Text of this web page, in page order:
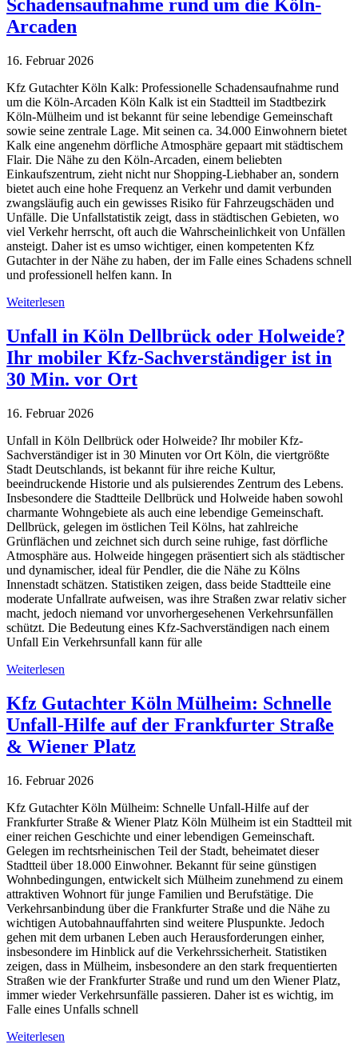
Schadensaufnahme rund um die Köln-
Arcaden
16. Februar 2026
Kfz Gutachter Köln Kalk: Professionelle Schadensaufnahme rund
um die Köln-Arcaden Köln Kalk ist ein Stadtteil im Stadtbezirk
Köln-Mülheim und ist bekannt für seine lebendige Gemeinschaft
sowie seine zentrale Lage. Mit seinen ca. 34.000 Einwohnern bietet
Kalk eine angenehm dörfliche Atmosphäre gepaart mit städtischem
Flair. Die Nähe zu den Köln-Arcaden, einem beliebten
Einkaufszentrum, zieht nicht nur Shopping-Liebhaber an, sondern
bietet auch eine hohe Frequenz an Verkehr und damit verbunden
zwangsläufig auch ein gewisses Risiko für Fahrzeugschäden und
Unfälle. Die Unfallstatistik zeigt, dass in städtischen Gebieten, wo
viel Verkehr herrscht, oft auch die Wahrscheinlichkeit von Unfällen
ansteigt. Daher ist es umso wichtiger, einen kompetenten Kfz
Gutachter in der Nähe zu haben, der im Falle eines Schadens schnell
und professionell helfen kann. In
Weiterlesen
Unfall in Köln Dellbrück oder Holweide?
Ihr mobiler Kfz-Sachverständiger ist in
30 Min. vor Ort
16. Februar 2026
Unfall in Köln Dellbrück oder Holweide? Ihr mobiler Kfz-
Sachverständiger ist in 30 Minuten vor Ort Köln, die viertgrößte
Stadt Deutschlands, ist bekannt für ihre reiche Kultur,
beeindruckende Historie und als pulsierendes Zentrum des Lebens.
Insbesondere die Stadtteile Dellbrück und Holweide haben sowohl
charmante Wohngebiete als auch eine lebendige Gemeinschaft.
Dellbrück, gelegen im östlichen Teil Kölns, hat zahlreiche
Grünflächen und zeichnet sich durch seine ruhige, fast dörfliche
Atmosphäre aus. Holweide hingegen präsentiert sich als städtischer
und dynamischer, ideal für Pendler, die die Nähe zu Kölns
Innenstadt schätzen. Statistiken zeigen, dass beide Stadtteile eine
moderate Unfallrate aufweisen, was ihre Straßen zwar relativ sicher
macht, jedoch niemand vor unvorhergesehenen Verkehrsunfällen
schützt. Die Bedeutung eines Kfz-Sachverständigen nach einem
Unfall Ein Verkehrsunfall kann für alle
Weiterlesen
Kfz Gutachter Köln Mülheim: Schnelle
Unfall-Hilfe auf der Frankfurter Straße
& Wiener Platz
16. Februar 2026
Kfz Gutachter Köln Mülheim: Schnelle Unfall-Hilfe auf der
Frankfurter Straße & Wiener Platz Köln Mülheim ist ein Stadtteil mit
einer reichen Geschichte und einer lebendigen Gemeinschaft.
Gelegen im rechtsrheinischen Teil der Stadt, beheimatet dieser
Stadtteil über 18.000 Einwohner. Bekannt für seine günstigen
Wohnbedingungen, entwickelt sich Mülheim zunehmend zu einem
attraktiven Wohnort für junge Familien und Berufstätige. Die
Verkehrsanbindung über die Frankfurter Straße und die Nähe zu
wichtigen Autobahnauffahrten sind weitere Pluspunkte. Jedoch
gehen mit dem urbanen Leben auch Herausforderungen einher,
insbesondere im Hinblick auf die Verkehrssicherheit. Statistiken
zeigen, dass in Mülheim, insbesondere an den stark frequentierten
Straßen wie der Frankfurter Straße und rund um den Wiener Platz,
immer wieder Verkehrsunfälle passieren. Daher ist es wichtig, im
Falle eines Unfalls schnell
Weiterlesen